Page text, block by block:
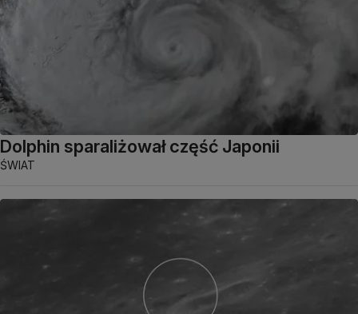
Dolphin sparaliżował część Japonii
ŚWIAT